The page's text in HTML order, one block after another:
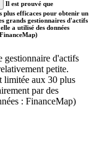
Il est prouvé que
plus efficaces pour obtenir un
grands gestionnaires d'actifs
a utilisé des données
gestionnaire d'actifs
petite.
limitée aux 30 plus
par des
: FinanceMap)